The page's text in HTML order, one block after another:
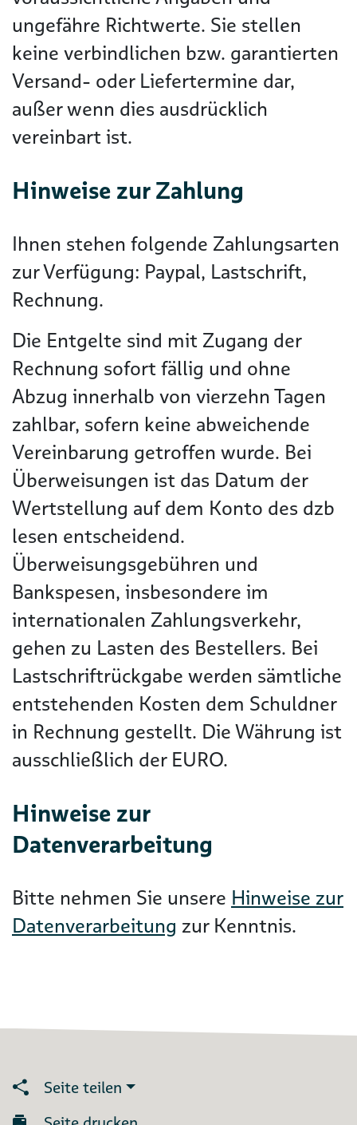
ungefähre Richtwerte. Sie stellen
keine verbindlichen bzw. garantierten
Versand- oder Liefertermine dar,
außer wenn dies ausdrücklich
vereinbart ist.
Hinweise zur Zahlung
Ihnen stehen folgende Zahlungsarten
zur Verfügung: Paypal, Lastschrift,
Rechnung.
Die Entgelte sind mit Zugang der
Rechnung sofort fällig und ohne
Abzug innerhalb von vierzehn Tagen
zahlbar, sofern keine abweichende
Vereinbarung getroffen wurde. Bei
Überweisungen ist das Datum der
Wertstellung auf dem Konto des dzb
lesen entscheidend.
Überweisungsgebühren und
Bankspesen, insbesondere im
internationalen Zahlungsverkehr,
gehen zu Lasten des Bestellers. Bei
Lastschriftrückgabe werden sämtliche
entstehenden Kosten dem Schuldner
in Rechnung gestellt. Die Währung ist
ausschließlich der EURO.
Hinweise zur
Datenverarbeitung
Bitte nehmen Sie unsere Hinweise zur
Datenverarbeitung zur Kenntnis.
Seite teilen